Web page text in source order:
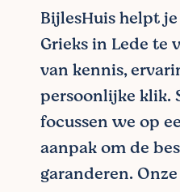
BijlesHuis helpt
Grieks in Lede te
van kennis,
persoonlijke klik.
focussen we op
aanpak om de
garanderen.